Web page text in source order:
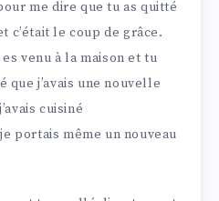
me dire que tu as quitté
c’était le coup de grâce.
venu à la maison et tu
que j’avais une nouvelle
cuisiné
portais même un nouveau